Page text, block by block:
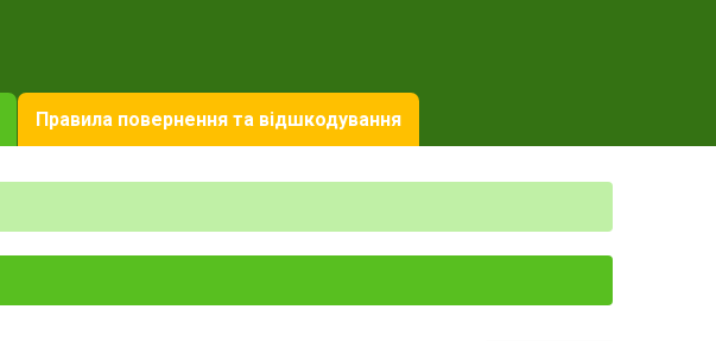
Правила повернення та відшкодування